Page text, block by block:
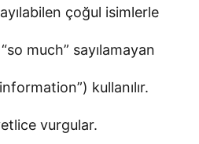
çoğul isimlerle
much” sayılamayan
kullanılır.
vurgular.